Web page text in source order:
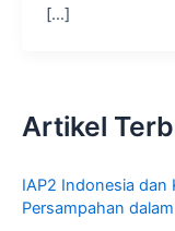
[…]
Artikel
IAP2 Indonesia dan
Persampahan